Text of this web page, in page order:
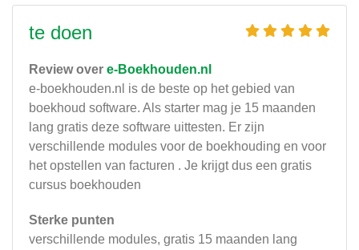
te doen
Review over e-Boekhouden.nl
e-boekhouden.nl is de beste op het gebied van
boekhoud software. Als starter mag je 15 maanden
lang gratis deze software uittesten. Er zijn
verschillende modules voor de boekhouding en voor
het opstellen van facturen . Je krijgt dus een gratis
cursus boekhouden
Sterke punten
verschillende modules, gratis 15 maanden lang